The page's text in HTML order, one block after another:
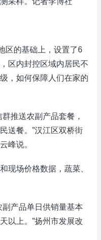
区的基础上，设置了6
区内封控区域内居民不
，如何保障人们在家的
推送农副产品套餐，
送餐。”汉江区双桥街
峰说。
现场价格数据，蔬菜、
副产品单日供销量基本
以上。”扬州市发展改